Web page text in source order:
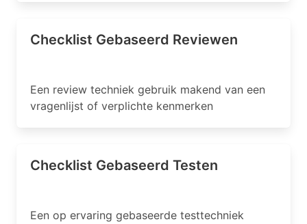
Checklist Gebaseerd Reviewen
Een review techniek gebruik makend van een
vragenlijst of verplichte kenmerken
Checklist Gebaseerd Testen
Een op ervaring gebaseerde testtechniek